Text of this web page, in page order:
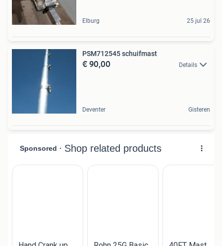
Elburg 25 jul 26
PSM712545 schuifmast
€ 90,00 Details
Deventer Gisteren